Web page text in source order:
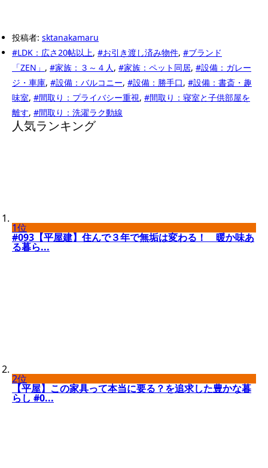
投稿者: sktanakamaru
#LDK：広さ20帖以上, #お引き渡し済み物件, #ブランド
「ZEN」 , #家族：３～４人, #家族：ペット同居, #設備：ガレー
ジ・車庫, #設備：バルコニー, #設備：勝手口, #設備：書斎・趣
味室, #間取り：プライバシー重視, #間取り：寝室と子供部屋を
離す, #間取り：洗濯ラク動線
人気ランキング
1位
#093【平屋建】住んで３年で無垢は変わる！ 暖か味あ
る暮ら...
2位
【平屋】この家具って本当に要る？を追求した豊かな暮
らし #0...